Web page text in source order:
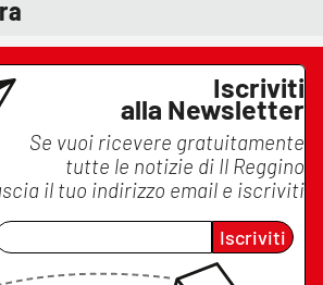
Iscriviti
alla Newsletter
Se vuoi ricevere gratuitamente
tutte le notizie di Il Reggino
il tuo indirizzo email e iscriviti
Iscriviti